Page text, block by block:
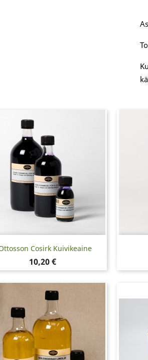
Cosirk Kuivikeaine
Hinta
10,20 €
Pikakatselu